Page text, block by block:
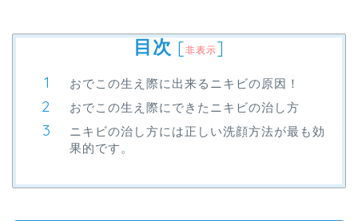
目次 [非表示]
おでこの生え際に出来るニキビの原因！
おでこの生え際にできたニキビの治し方
ニキビの治し方には正しい洗顔方法が最も効
果的です。